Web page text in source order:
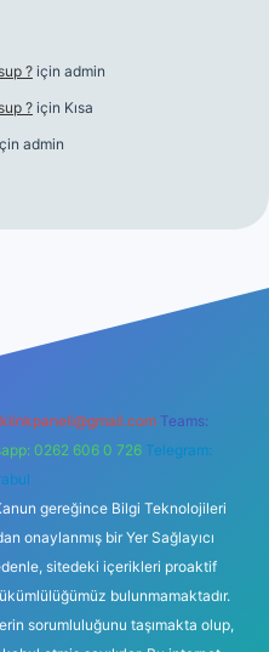
? için admin
? için Kısa
admin
Teams:
0262 606 0 726 Telegram:
gereğince Bilgi Teknolojileri
onaylanmış bir Yer Sağlayıcı
sitedeki içerikleri proaktif
bulunmamaktadır.
sorumluluğunu taşımakta olup,